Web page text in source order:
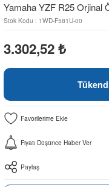
Yamaha YZF R25 Orjinal
Stok Kodu : 1WD-F581U-00
3.302,52 ₺
Fiyatı Düşünce Haber Ver
Paylaş